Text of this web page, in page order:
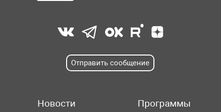
Отправить сообщение
Новости
Программы